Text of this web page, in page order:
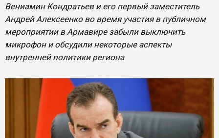
Вениамин Кондратьев и его первый заместитель
Андрей Алексеенко во время участия в публичном
мероприятии в Армавире забыли выключить
микрофон и обсудили некоторые аспекты
внутренней политики региона